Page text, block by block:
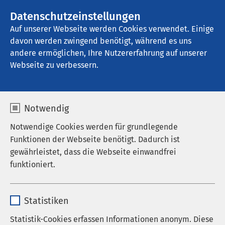
Datenschutzeinstellungen
Auf unserer Webseite werden Cookies verwendet. Einige
davon werden zwingend benötigt, während es uns
andere ermöglichen, Ihre Nutzererfahrung auf unserer
Webseite zu verbessern.
Notwendig
Notwendige Cookies werden für grundlegende
Funktionen der Webseite benötigt. Dadurch ist
gewährleistet, dass die Webseite einwandfrei
funktioniert.
Anbieter sgalinski
Statistiken
Statistik-Cookies erfassen Informationen anonym. Diese
AMEOS Klinikum Eutin
Gynäkologie
In unserer Klinik für Gynäkologie und
Geburtshilfe
Erfahrung und unsere Kompetenz stehen für eine
individuelle, ganzheitliche Betreuung nach den
als Patientin im Mittelpunkt stehen.